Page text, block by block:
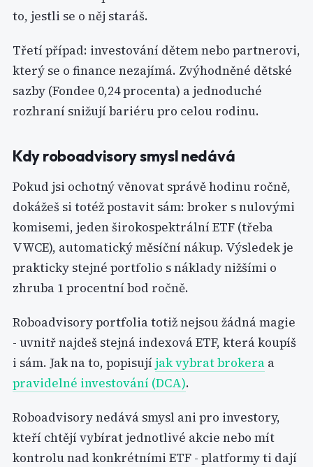
to, jestli se o něj staráš.
Třetí případ: investování dětem nebo partnerovi,
který se o finance nezajímá. Zvýhodněné dětské
sazby (Fondee 0,24 procenta) a jednoduché
rozhraní snižují bariéru pro celou rodinu.
Kdy roboadvisory smysl nedává
Pokud jsi ochotný věnovat správě hodinu ročně,
dokážeš si totéž postavit sám: broker s nulovými
komisemi, jeden širokospektrální ETF (třeba
VWCE), automatický měsíční nákup. Výsledek je
prakticky stejné portfolio s náklady nižšími o
zhruba 1 procentní bod ročně.
Roboadvisory portfolia totiž nejsou žádná magie
- uvnitř najdeš stejná indexová ETF, která koupíš
i sám. Jak na to, popisují jak vybrat brokera a
pravidelné investování (DCA).
Roboadvisory nedává smysl ani pro investory,
kteří chtějí vybírat jednotlivé akcie nebo mít
kontrolu nad konkrétními ETF - platformy ti dají